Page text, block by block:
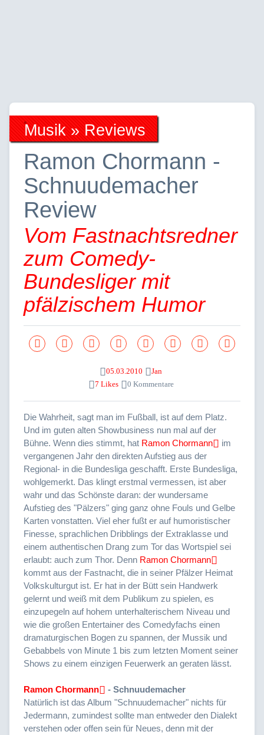
Musik » Reviews
Ramon Chormann -
Schnuudemacher
Review
Vom Fastnachtsredner
zum Comedy-
Bundesliger mit
pfälzischem Humor
05.03.2010
Jan
7 Likes
0 Kommentare
Die Wahrheit, sagt man im Fußball, ist auf dem Platz.
Und im guten alten Showbusiness nun mal auf der
Bühne. Wenn dies stimmt, hat Ramon Chormann
im
vergangenen Jahr den direkten Aufstieg aus der
Regional- in die Bundesliga geschafft. Erste Bundesliga,
wohlgemerkt. Das klingt erstmal vermessen, ist aber
wahr und das Schönste daran: der wundersame
Aufstieg des "Pälzers" ging ganz ohne Fouls und Gelbe
Karten vonstatten. Viel eher fußt er auf humoristischer
Finesse, sprachlichen Dribblings der Extraklasse und
einem authentischen Drang zum Tor das Wortspiel sei
erlaubt: auch zum Thor. Denn Ramon Chormann
kommt aus der Fastnacht, die in seiner Pfälzer Heimat
Volkskulturgut ist. Er hat in der Bütt sein Handwerk
gelernt und weiß mit dem Publikum zu spielen, es
einzupegeln auf hohem unterhalterischem Niveau und
wie die großen Entertainer des Comedyfachs einen
dramaturgischen Bogen zu spannen, der Mussik und
Gebabbels von Minute 1 bis zum letzten Moment seiner
Shows zu einem einzigen Feuerwerk an geraten lässt.
Ramon Chormann
- Schnuudemacher
Natürlich ist das Album "Schnuudemacher" nichts für
Jedermann, zumindest sollte man entweder den Dialekt
verstehen oder offen sein für Neues, denn mit der